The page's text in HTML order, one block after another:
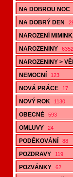
NA DOBROU NOC
NA DOBRÝ DEN
NAROZENÍ
NAROZENINY 6352
NAROZENINY >
NEMOCNÍ 123
NOVÁ PRÁCE 17
NOVÝ ROK 1130
OBECNÉ 593
OMLUVY 24
PODĚKOVÁNÍ 88
POZDRAVY 119
POZVÁNKY 62